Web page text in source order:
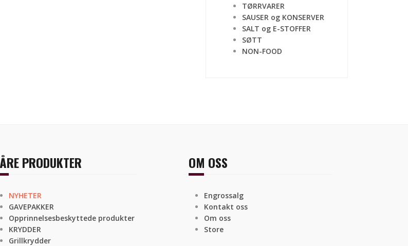
TØRRVARER
SAUSER og KONSERVER
SALT og E-STOFFER
SØTT
NON-FOOD
PRODUKTER
NYHETER
GAVEPAKKER
Opprinnelsesbeskyttede produkter
KRYDDER
Grillkrydder
OM OSS
Engrossalg
Kontakt oss
Om oss
Store